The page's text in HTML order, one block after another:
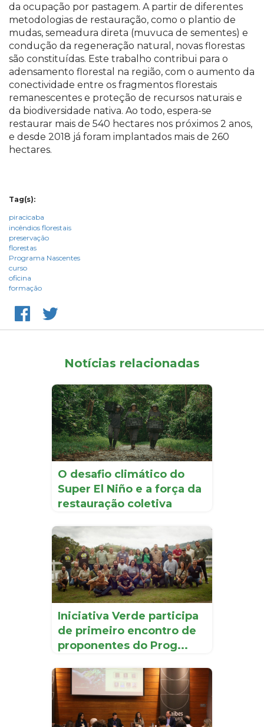
da ocupação por pastagem. A partir de diferentes
metodologias de restauração, como o plantio de
mudas, semeadura direta (muvuca de sementes) e
condução da regeneração natural, novas florestas
são constituídas. Este trabalho contribui para o
adensamento florestal na região, com o aumento da
conectividade entre os fragmentos florestais
remanescentes e proteção de recursos naturais e
da biodiversidade nativa. Ao todo, espera-se
restaurar mais de 540 hectares nos próximos 2 anos,
e desde 2018 já foram implantados mais de 260
hectares.
Tag(s):
piracicaba
incêndios florestais
preservação
florestas
Programa Nascentes
curso
oficina
formação
Notícias relacionadas
O desafio climático do
Super El Niño e a força da
restauração coletiva
Iniciativa Verde participa
de primeiro encontro de
proponentes do Prog...